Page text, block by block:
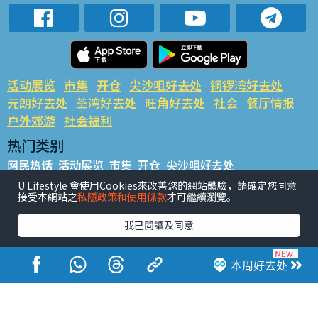
本周好去处
活动展览 市集 开仓 尖沙咀好去处 铜锣湾好去处
元朗好去处 荃湾好去处 旺角好去处 社会 餐厅情报
户外郊游 社会福利
热门类别
网民热话 活动展览 市集 开仓 尖沙咀好去处
铜锣湾好去处 元朗好去处 荃湾好去处 旺角好去处 社会
餐厅情报 户外郊游
热门标签
#UGO揾好去处 #人气活动推介 #美食社群热话
#亲子玩乐好去处
#ULifestyle应用程式
#限时抢
#UJetso礼物放送
#ULifestyle商户中心 #著数 #网络热话
U Lifestyle 會使用Cookies來改善您的網站體驗，請確定您同意
接受本網站之私隱政策和使用條款才可繼續瀏覽。
我已閱讀及同意